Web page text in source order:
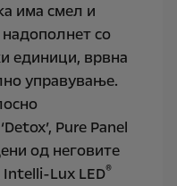
има смел и
надополнет со
единици, врвна
управување.
Pure Panel
од неговите
Lux LED®